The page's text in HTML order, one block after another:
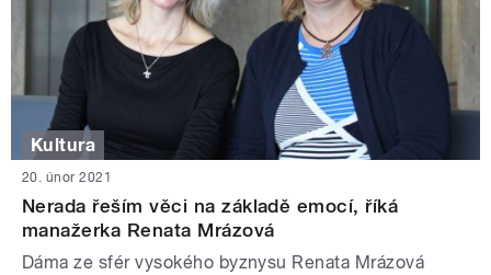
Kultura
20. únor 2021
Nerada řeším věci na základě emocí, říká
manažerka Renata Mrázová
Dáma ze sfér vysokého byznysu Renata Mrázová